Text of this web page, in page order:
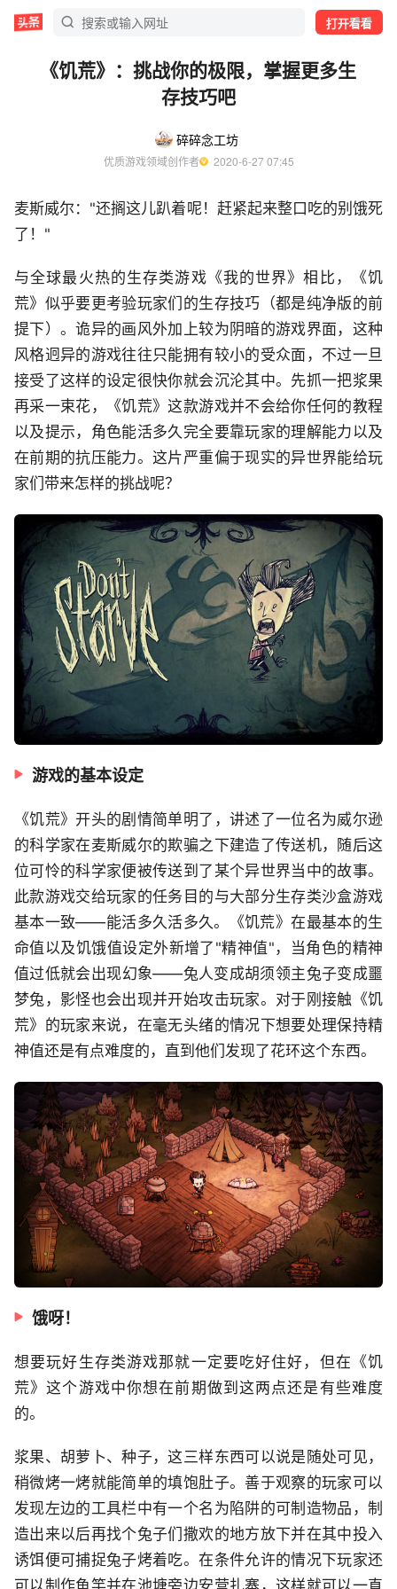
打开看看
《饥荒》：挑战你的极限，掌握更多生
存技巧吧
碎碎念工坊
优质游戏领域创作者
  2020-6-27 07:45
麦斯威尔："还搁这儿趴着呢！赶紧起来整口吃的别饿死
了！"
与全球最火热的生存类游戏《我的世界》相比，《饥
荒》似乎要更考验玩家们的生存技巧（都是纯净版的前
提下）。诡异的画风外加上较为阴暗的游戏界面，这种
风格迥异的游戏往往只能拥有较小的受众面，不过一旦
接受了这样的设定很快你就会沉沦其中。先抓一把浆果
再采一束花，《饥荒》这款游戏并不会给你任何的教程
以及提示，角色能活多久完全要靠玩家的理解能力以及
在前期的抗压能力。这片严重偏于现实的异世界能给玩
家们带来怎样的挑战呢？
游戏的基本设定
《饥荒》开头的剧情简单明了，讲述了一位名为威尔逊
的科学家在麦斯威尔的欺骗之下建造了传送机，随后这
位可怜的科学家便被传送到了某个异世界当中的故事。
此款游戏交给玩家的任务目的与大部分生存类沙盒游戏
基本一致——能活多久活多久。《饥荒》在最基本的生
命值以及饥饿值设定外新增了"精神值"，当角色的精神
值过低就会出现幻象——兔人变成胡须领主兔子变成噩
梦兔，影怪也会出现并开始攻击玩家。对于刚接触《饥
荒》的玩家来说，在毫无头绪的情况下想要处理保持精
神值还是有点难度的，直到他们发现了花环这个东西。
饿呀！
想要玩好生存类游戏那就一定要吃好住好，但在《饥
荒》这个游戏中你想在前期做到这两点还是有些难度
的。
浆果、胡萝卜、种子，这三样东西可以说是随处可见，
稍微烤一烤就能简单的填饱肚子。善于观察的玩家可以
发现左边的工具栏中有一个名为陷阱的可制造物品，制
造出来以后再找个兔子们撒欢的地方放下并在其中投入
诱饵便可捕捉兔子烤着吃。在条件允许的情况下玩家还